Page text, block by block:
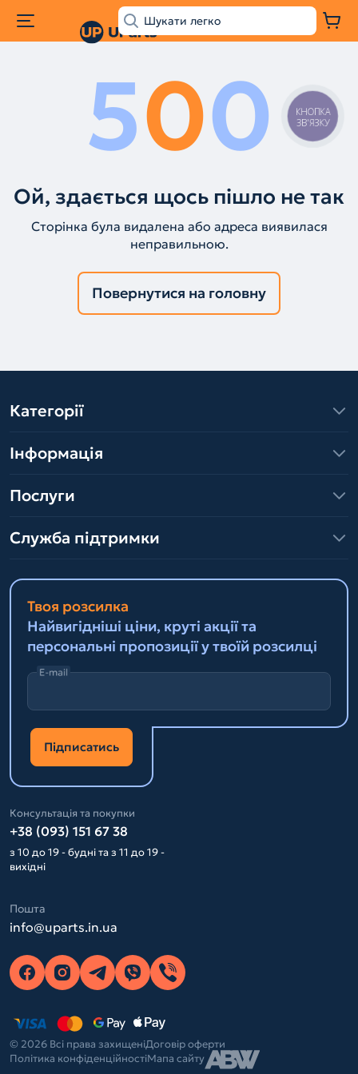
500
Ой, здається щось пішло не так
Сторінка була видалена або адреса виявилася
неправильною.
Повернутися на головну
Категорії
Інформація
Послуги
Служба підтримки
Твоя розсилка
Найвигідніші ціни, круті акції та
персональні пропозиції у твоїй розсилці
E-mail
Підписатись
Консультація та покупки
+38 (093) 151 67 38
з 10 до 19 - будні та з 11 до 19 -
вихідні
Пошта
info@uparts.in.ua
© 2026 Всі права захищеніДоговір оферти
Політика конфіденційностіМапа сайту
КНОПКА
ЗВ'ЯЗКУ